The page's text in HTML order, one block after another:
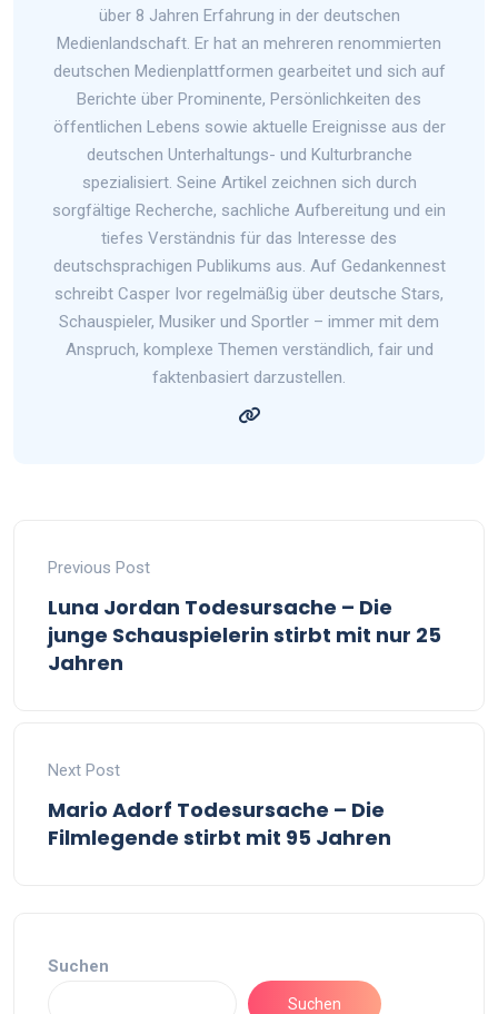
über 8 Jahren Erfahrung in der deutschen
Medienlandschaft. Er hat an mehreren renommierten
deutschen Medienplattformen gearbeitet und sich auf
Berichte über Prominente, Persönlichkeiten des
öffentlichen Lebens sowie aktuelle Ereignisse aus der
deutschen Unterhaltungs- und Kulturbranche
spezialisiert. Seine Artikel zeichnen sich durch
sorgfältige Recherche, sachliche Aufbereitung und ein
tiefes Verständnis für das Interesse des
deutschsprachigen Publikums aus. Auf Gedankennest
schreibt Casper Ivor regelmäßig über deutsche Stars,
Schauspieler, Musiker und Sportler – immer mit dem
Anspruch, komplexe Themen verständlich, fair und
faktenbasiert darzustellen.
Previous Post
Luna Jordan Todesursache – Die
junge Schauspielerin stirbt mit nur 25
Jahren
Next Post
Mario Adorf Todesursache – Die
Filmlegende stirbt mit 95 Jahren
Suchen
Suchen